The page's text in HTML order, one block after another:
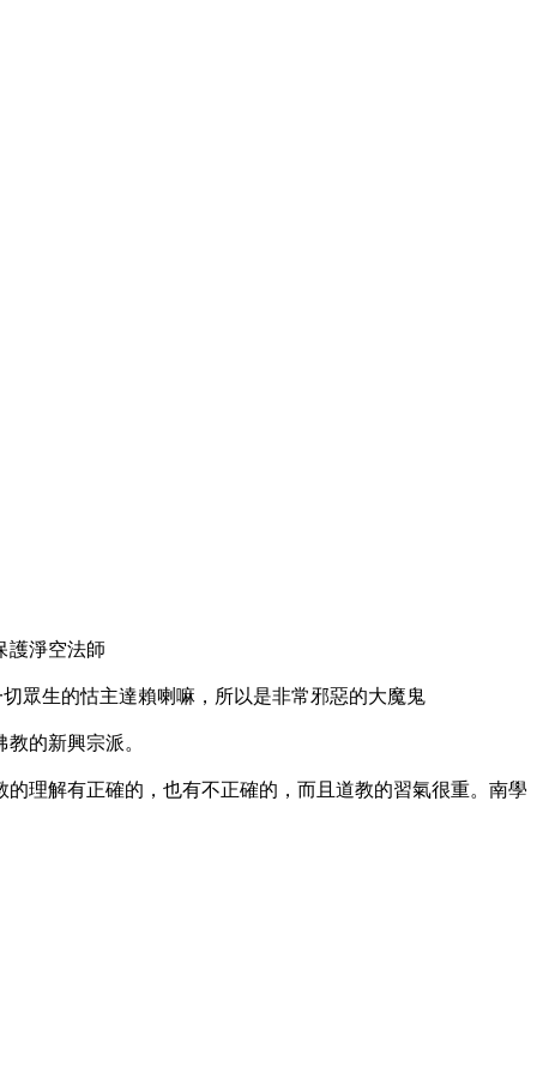
護淨空法師
眾生的怙主達賴喇嘛，所以是非常邪惡的大魔鬼
的新興宗派。
理解有正確的，也有不正確的，而且道教的習氣很重。南學